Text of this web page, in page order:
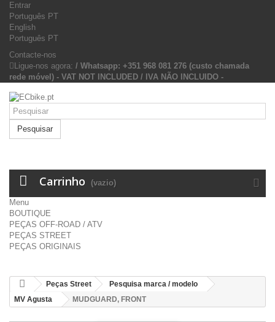
Entrar
Português PT
English
Português PT
Contacte-nos
Ligue-nos agora: / Whatsapp: +351 968 081 276 (custo chamada
rede móvel) - VAT NOT INCLUDED / IVA NÃO INCLUIDO -
Pesquisar
Carrinho (vazio)
Menu
BOUTIQUE
PEÇAS OFF-ROAD / ATV
PEÇAS STREET
PEÇAS ORIGINAIS
Peças Street
Pesquisa marca / modelo
MV Agusta
MUDGUARD, FRONT